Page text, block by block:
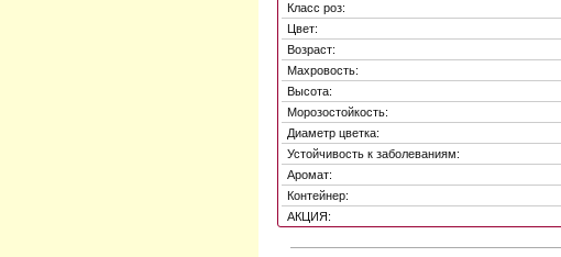
Класс роз:
Цвет:
Возраст:
Махровость:
Высота:
Морозостойкость:
Диаметр цветка:
Устойчивость к заболеваниям:
Аромат:
Контейнер:
АКЦИЯ: